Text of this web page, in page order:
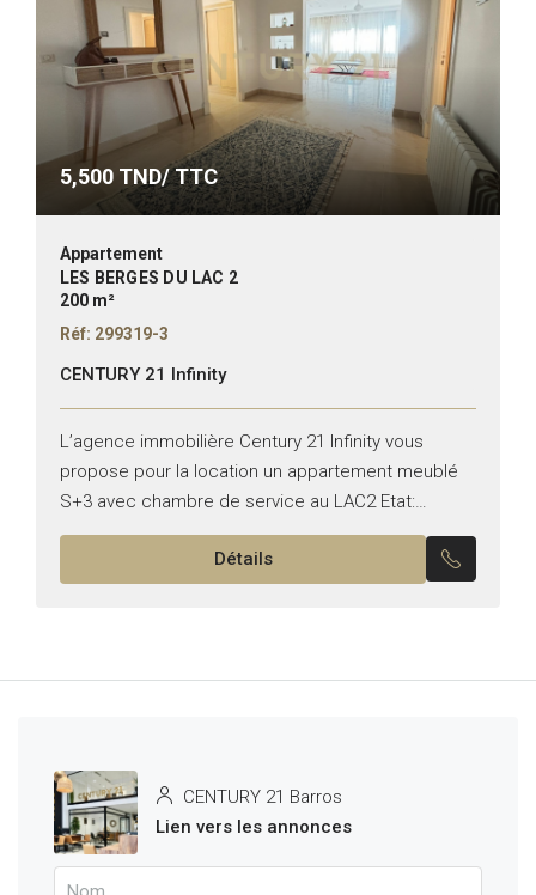
5,500 TND/ TTC
Appartement
LES BERGES DU LAC 2
200 m²
Réf: 299319-3
CENTURY 21 Infinity
L’agence immobilière Century 21 Infinity vous
propose pour la location un appartement meublé
S+3 avec chambre de service au LAC2 Etat:
meublé Il se compose de: -Un salon , salle à
Détails
CENTURY 21 Barros
Lien vers les annonces